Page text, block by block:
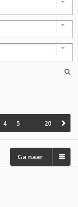
4 5 20
Ga naar